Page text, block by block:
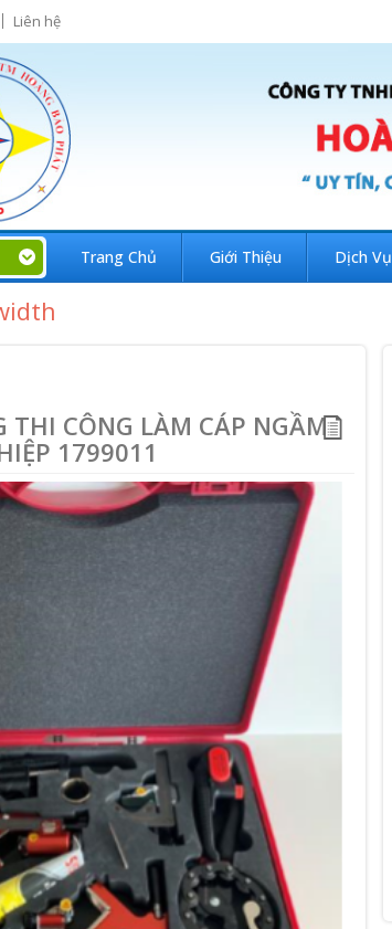
Liên hệ
Trang Chủ Giới Thiệu Dịch Vụ
THI CÔNG LÀM CÁP NGẦM
1799011